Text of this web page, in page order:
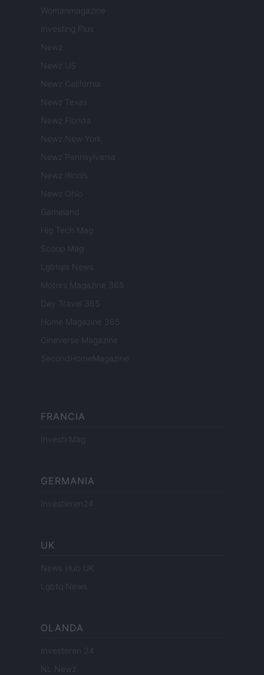
Womanmagazine
Investing Plus
Newz
Newz US
Newz California
Newz Texas
Newz Florida
Newz New York
Newz Pennsylvania
Newz Illinois
Newz Ohio
Gameland
Hig Tech Mag
Scoop Mag
Lgbtqia News
Motors Magazine 365
Day Travel 365
Home Magazine 365
Cineverse Magazine
SecondHomeMagazine
FRANCIA
InvestirMag
GERMANIA
Investieren24
UK
News Hub UK
Lgbtq News
OLANDA
Investeren 24
NL Newz